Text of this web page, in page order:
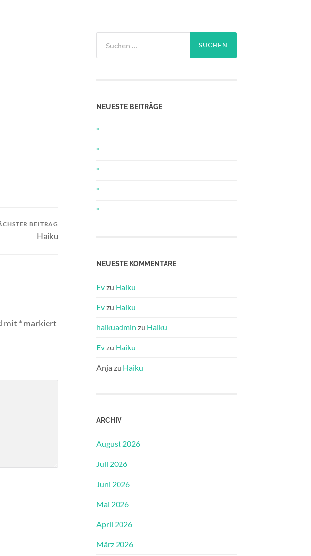
BEITRAG
Haiku
mit * markiert
nach:
NEUESTE BEITRÄGE
*
*
*
*
*
NEUESTE KOMMENTARE
Evzu Haiku
Evzu Haiku
haikuadmin zu Haiku
Evzu Haiku
Anja zu Haiku
ARCHIV
August 2026
Juli 2026
Juni 2026
Mai 2026
April 2026
März 2026